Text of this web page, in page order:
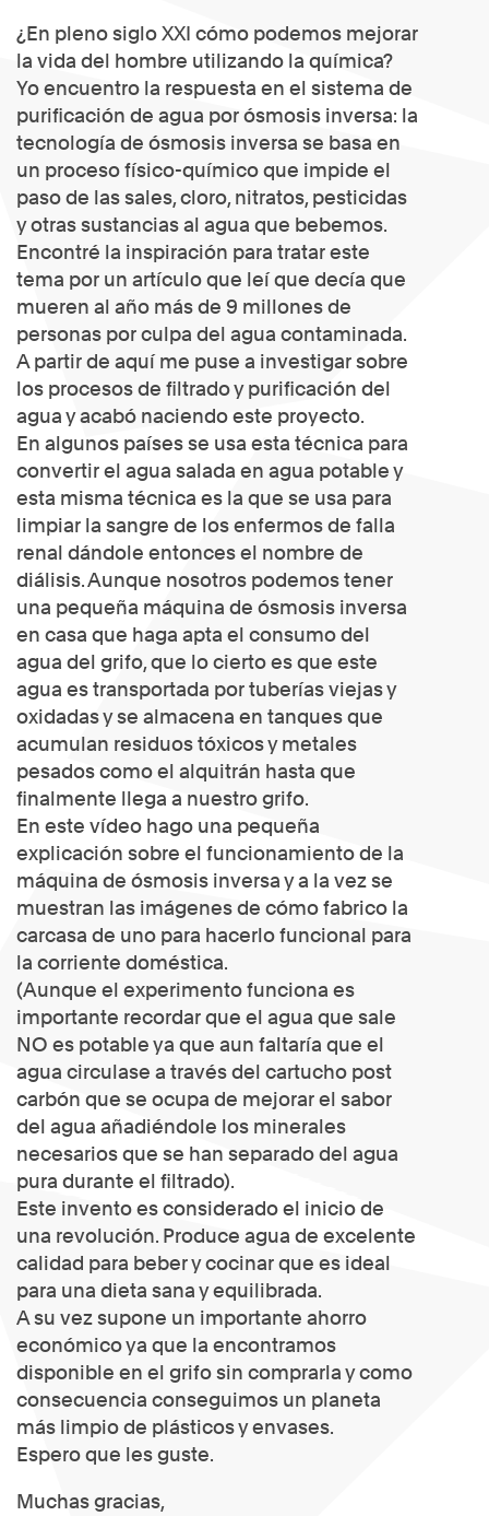
¿En pleno siglo XXI cómo podemos mejorar
la vida del hombre utilizando la química?
Yo encuentro la respuesta en el sistema de
purificación de agua por ósmosis inversa: la
tecnología de ósmosis inversa se basa en
un proceso físico-químico que impide el
paso de las sales, cloro, nitratos, pesticidas
y otras sustancias al agua que bebemos.
Encontré la inspiración para tratar este
tema por un artículo que leí que decía que
mueren al año más de 9 millones de
personas por culpa del agua contaminada.
A partir de aquí me puse a investigar sobre
los procesos de filtrado y purificación del
agua y acabó naciendo este proyecto.
En algunos países se usa esta técnica para
convertir el agua salada en agua potable y
esta misma técnica es la que se usa para
limpiar la sangre de los enfermos de falla
renal dándole entonces el nombre de
diálisis. Aunque nosotros podemos tener
una pequeña máquina de ósmosis inversa
en casa que haga apta el consumo del
agua del grifo, que lo cierto es que este
agua es transportada por tuberías viejas y
oxidadas y se almacena en tanques que
acumulan residuos tóxicos y metales
pesados como el alquitrán hasta que
finalmente llega a nuestro grifo.
En este vídeo hago una pequeña
explicación sobre el funcionamiento de la
máquina de ósmosis inversa y a la vez se
muestran las imágenes de cómo fabrico la
carcasa de uno para hacerlo funcional para
la corriente doméstica.
(Aunque el experimento funciona es
importante recordar que el agua que sale
NO es potable ya que aun faltaría que el
agua circulase a través del cartucho post
carbón que se ocupa de mejorar el sabor
del agua añadiéndole los minerales
necesarios que se han separado del agua
pura durante el filtrado).
Este invento es considerado el inicio de
una revolución. Produce agua de excelente
calidad para beber y cocinar que es ideal
para una dieta sana y equilibrada.
A su vez supone un importante ahorro
económico ya que la encontramos
disponible en el grifo sin comprarla y como
consecuencia conseguimos un planeta
más limpio de plásticos y envases.
Espero que les guste.
Muchas gracias,